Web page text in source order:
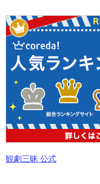
観劇三昧 公式